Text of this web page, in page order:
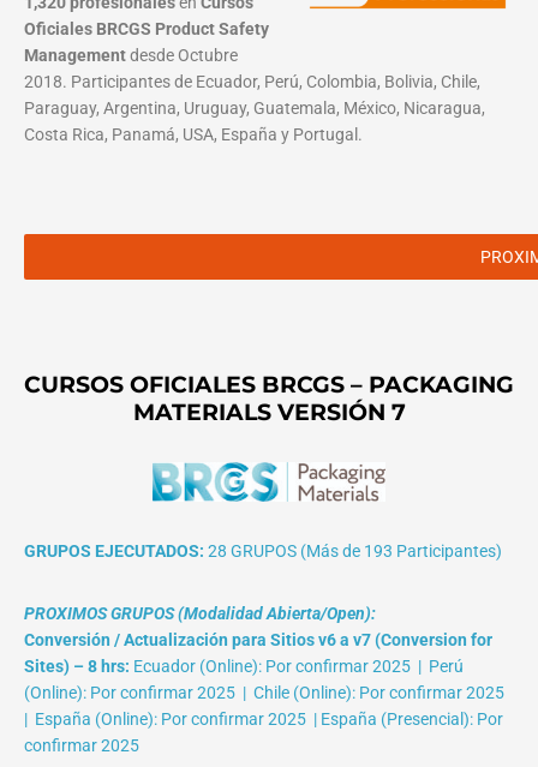
Oficiales BRCGS Product Safety
Managementdesde Octubre
2018. Participantes de Ecuador, Perú, Colombia, Bolivia, Chile,
Paraguay, Argentina, Uruguay, Guatemala, México, Nicaragua,
Costa Rica, Panamá, USA, España y Portugal.
CURSOS OFICIALES BRCGS – PACKAGING
MATERIALS VERSIÓN 7
GRUPOS EJECUTADOS: 28 GRUPOS (Más de 193 Participantes)
PROXIMOS GRUPOS (Modalidad Abierta/Open):
Conversión / Actualización para Sitios v6 a v7 (Conversion for
Sites) – 8 hrs: Ecuador (Online): Por confirmar 2025 | Perú
(Online): Por confirmar 2025 | Chile (Online): Por confirmar 2025
| España (Online): Por confirmar 2025 | España (Presencial): Por
confirmar 2025